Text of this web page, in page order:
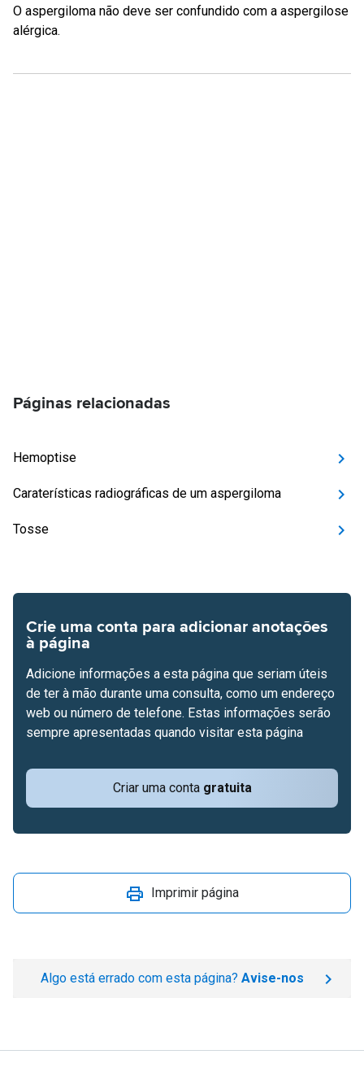
O aspergiloma não deve ser confundido com a aspergilose
alérgica.
Páginas relacionadas
Hemoptise
Caraterísticas radiográficas de um aspergiloma
Tosse
Crie uma conta para adicionar anotações
à página
Criar uma conta gratuita
Adicione informações a esta página que seriam úteis
de ter à mão durante uma consulta, como um endereço
web ou número de telefone. Estas informações serão
sempre apresentadas quando visitar esta página
Imprimir página
Algo está errado com esta página? Avise-nos